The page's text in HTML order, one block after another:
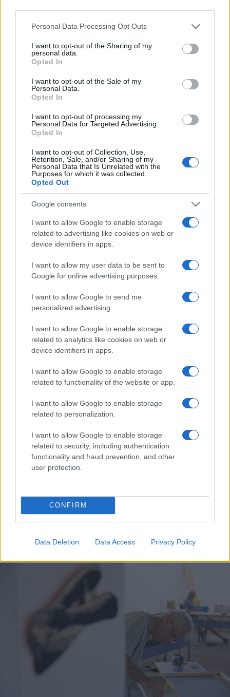
Please note that this website/app uses one or more Google
not limited to your visit or usage behaviour. You may click to
grant or deny consent to Google and its third-party tags to
use your data for below specified purposes in below Google
consent section.
Personal Data Processing Opt Outs
I want to opt-out of the Sharing of my
personal data.
Opted In
I want to opt-out of the Sale of my
Personal Data.
Opted In
I want to opt-out of processing my
Personal Data for Targeted Advertising.
Opted In
I want to opt-out of Collection, Use,
Retention, Sale, and/or Sharing of my
Personal Data that Is Unrelated with the
Purposes for which it was collected.
Opted Out
Google consents
I want to allow Google to enable storage
related to advertising like cookies on web or
device identifiers in apps.
I want to allow my user data to be sent to
Google for online advertising purposes.
I want to allow Google to send me
personalized advertising.
I want to allow Google to enable storage
related to analytics like cookies on web or
device identifiers in apps.
I want to allow Google to enable storage
related to functionality of the website or app.
I want to allow Google to enable storage
related to personalization.
I want to allow Google to enable storage
related to security, including authentication
functionality and fraud prevention, and other
user protection.
CONFIRM
Data Deletion Data Access Privacy Policy
valójában csak újabb hulladékot termelünk” – mondja. Az
űrszemét így az antropocén kritikájává válik: minden emberi
alkotás monumentálisnak tűnik, de végül is törékeny, és
visszahull ránk.
Gáspár Csongor
Gáspár Csongor képein hibrid lények, szürreális tájak
elevenednek meg, az egymásba csavarodó formák
fenyegetettséget szülnek, ugyanakkor ezek is
tekinthetők a bizonytalanná váló világ metaforáinak.
Kótai Tamás jelszerű, egymás mellé sorolt formái mintha
logók lennének, futurisztikusak, ismerősek, mégis idegenek.
Látszólag önmagukban álló, lezárt formák, együttesen
gondolkodása ölt testet ezeken a kompozíciókon is,
amelyeken a csiszolt papír felülete önmagában kiváltja a
hozzá kapcsolódó érzetet, a jelszerű rajzok körül futó
rajzok magukon viselik a töredékesség és a bizonytalanság
nyomait. Kótai munkáiban mindig jelen van a kettősség: a
klasszikus grafikai fegyelem és a kísérletezés, a
síkszerűség és a térbeliség, a rend és a roncsolás.